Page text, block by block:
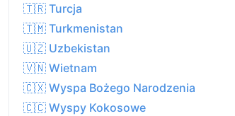
🇹🇷 Turcja
🇹🇲 Turkmenistan
🇺🇿 Uzbekistan
🇻🇳 Wietnam
🇨🇽 Wyspa Bożego Narodzenia
🇨🇨 Wyspy Kokosowe